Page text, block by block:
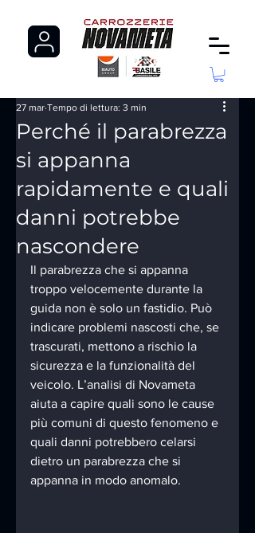
Perché il parabrezza
si appanna
rapidamente e quali
danni potrebbe
nascondere
27 mar Tempo di lettura: 3 min
Il parabrezza che si appanna
troppo velocemente durante la
guida non è solo un fastidio. Può
indicare problemi nascosti che, se
trascurati, mettono a rischio la
sicurezza e la funzionalità del
veicolo. L’analisi di Novameta
aiuta a capire quali sono le cause
più comuni di questo fenomeno e
quali danni potrebbero celarsi
dietro un parabrezza che si
appanna in modo anomalo.